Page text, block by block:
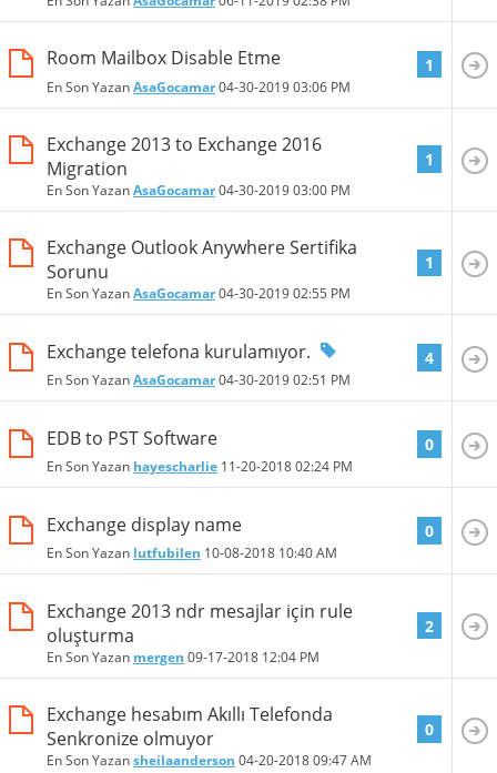
Room Mailbox Disable Etme
En Son YazanAsaGocamar04-30-201903:06 PM
1
Exchange 2013 to Exchange 2016
Migration
En Son YazanAsaGocamar04-30-201903:00 PM
1
Exchange Outlook Anywhere Sertifika
Sorunu
En Son YazanAsaGocamar04-30-201902:55 PM
1
Exchange telefona kurulamıyor.
En Son YazanAsaGocamar04-30-201902:51 PM
4
EDB to PST Software
En Son Yazan hayescharlie 11-20-201802:24 PM
0
Exchange display name
En Son Yazan lutfubilen 10-08-2018 10:40 AM
0
Exchange 2013 ndr mesajlar için rule
oluşturma
En Son Yazan mergen 09-17-2018 12:04 PM
2
Exchange hesabım Akıllı Telefonda
Senkronize olmuyor
En Son Yazansheilaanderson 04-20-201809:47 AM
0